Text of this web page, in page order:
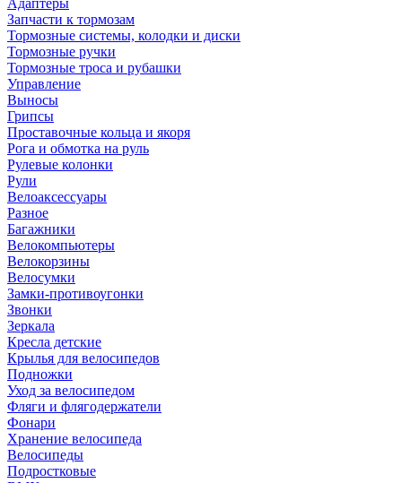
Адаптеры
Запчасти к тормозам
Тормозные системы, колодки и диски
Тормозные ручки
Тормозные троса и рубашки
Управление
Выносы
Грипсы
Проставочные кольца и якоря
Рога и обмотка на руль
Рулевые колонки
Рули
Велоаксессуары
Разное
Багажники
Велокомпьютеры
Велокорзины
Велосумки
Замки-противоугонки
Звонки
Зеркала
Кресла детские
Крылья для велосипедов
Подножки
Уход за велосипедом
Фляги и флягодержатели
Фонари
Хранение велосипеда
Велосипеды
Подростковые